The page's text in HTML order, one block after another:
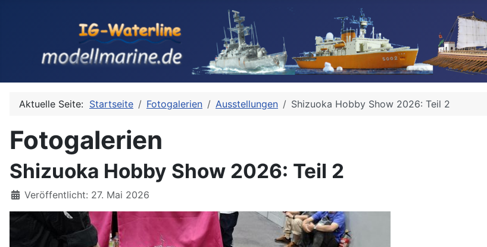
Aktuelle Seite: Startseite Fotogalerien Ausstellungen Shizuoka Hobby Show 2026: Teil 2
Fotogalerien
Shizuoka Hobby Show 2026: Teil 2
Details
Veröffentlicht: 27. Mai 2026